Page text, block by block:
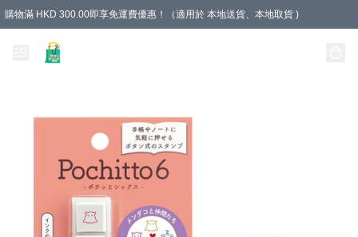
購物滿 HKD 300.00即享免運費優惠！（適用於 本地送貨、本地取貨 )